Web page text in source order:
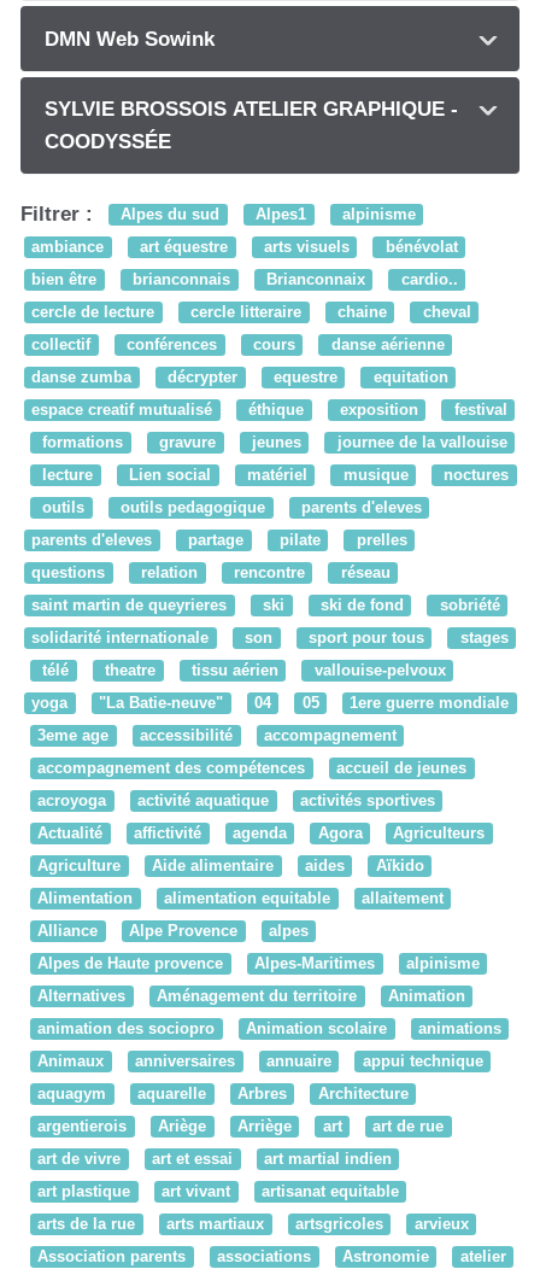
DMN Web Sowink
SYLVIE BROSSOIS ATELIER GRAPHIQUE -
COODYSSÉE
Filtrer : Alpes du sud Alpes1
alpinisme
ambiance
art équestre arts visuels
bénévolat
bien être
brianconnais Brianconnaix
cardio..
cercle de lecture
cercle litteraire chaine
cheval
collectif
conférences cours
danse aérienne
danse zumba
décrypter equestre
equitation
espace creatif mutualisé
éthique exposition
festival
formations
gravure jeunes
journee de la vallouise
lecture
Lien social matériel musique
noctures
outils
outils pedagogique
parents d'eleves
parents d'eleves
partage pilate
prelles
questions
relation rencontre
réseau
saint martin de queyrieres
ski ski de fond
sobriété
solidarité internationale
son sport pour tous
stages
télé
theatre tissu aérien
vallouise-pelvoux
yoga
"La Batie-neuve" 04 05
1ere guerre mondiale
3eme age
accessibilité
accompagnement
accompagnement des compétences
accueil de jeunes
acroyoga
activité aquatique
activités sportives
Actualité
affictivité agenda Agora
Agriculteurs
Agriculture
Aide alimentaire aides
Aïkido
Alimentation
alimentation equitable
allaitement
Alliance
Alpe Provence
alpes
Alpes de Haute provence
Alpes-Maritimes
alpinisme
Alternatives
Aménagement du territoire
Animation
animation des sociopro
Animation scolaire
animations
Animaux
anniversaires annuaire
appui technique
aquagym
aquarelle Arbres
Architecture
argentierois
Ariège Arriège art
art de rue
art de vivre
art et essai
art martial indien
art plastique
art vivant
artisanat equitable
arts de la rue
arts martiaux artsgricoles
arvieux
Association parents
associations Astronomie
atelier